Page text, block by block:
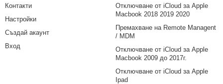
Контакти
Настройки
Създай акаунт
Вход
Отключване от iCloud за Apple
Macbook 2018 2019 2020
Премахване на Remote Managent
/ MDM
Отключване от iCloud за Apple
Macbook 2009 до 2017г.
Отключване от iCloud за Apple
Ipad